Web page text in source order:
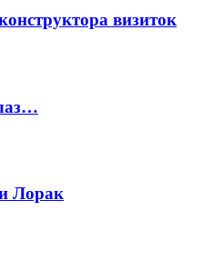
визиток
Лорак